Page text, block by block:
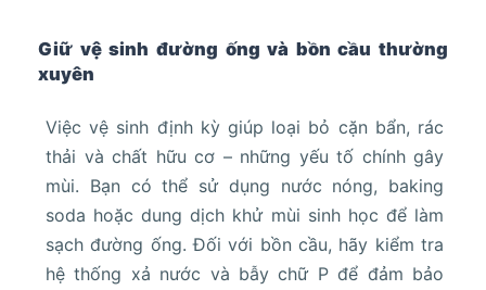
Giữ vệ sinh đường ống và bồn cầu thường
xuyên
Việc vệ sinh định kỳ giúp loại bỏ cặn bẩn, rác
thải và chất hữu cơ – những yếu tố chính gây
mùi. Bạn có thể sử dụng nước nóng, baking
soda hoặc dung dịch khử mùi sinh học để làm
sạch đường ống. Đối với bồn cầu, hãy kiểm tra
hệ thống xả nước và bẫy chữ P để đảm bảo